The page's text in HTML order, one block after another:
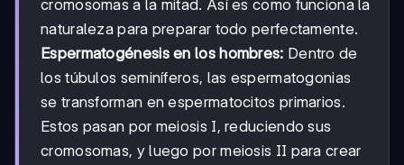
cromosomas a la mitad. Así es como funciona la
naturaleza para preparar todo perfectamente.
Espermatogénesis en los hombres: Dentro de
los túbulos seminíferos, las espermatogonias
se transforman en espermatocitos primarios.
Estos pasan por meiosis I, reduciendo sus
cromosomas, y luego por meiosis II para crear